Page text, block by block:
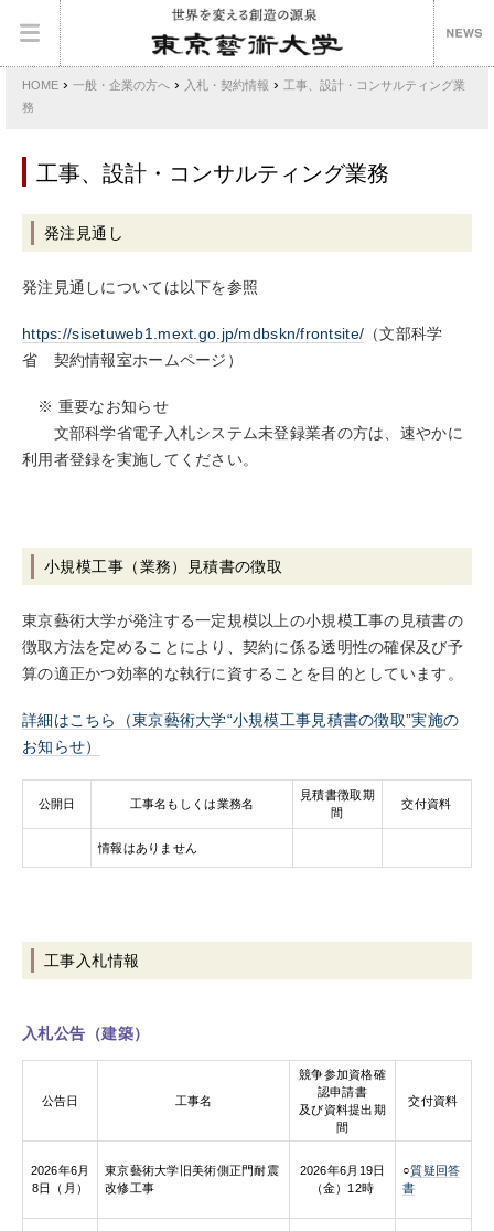
HOME › 一般・企業の方へ › 入札・契約情報 › 工事、設計・コンサルティング業
務
工事、設計・コンサルティング業務
発注見通し
発注見通しについては以下を参照
https://sisetuweb1.mext.go.jp/mdbskn/frontsite/ （文部科学
省 契約情報室ホームページ ）
※ 重要なお知らせ
文部科学省電子入札システム未登録業者の方は、速やかに
利用者登録を実施してください。
小規模工事（業務）見積書の徴取
東京藝術大学が発注する一定規模以上の小規模工事の見積書の
徴取方法を定めることにより、契約に係る透明性の確保及び予
算の適正かつ効率的な執行に資することを目的としています。
詳細はこちら（東京藝術大学“小規模工事見積書の徴取”実施の
お知らせ）
公開日 工事名もしくは業務名
見積書徴取期
間
交付資料
情報はありません
工事入札情報
入札公告（建築）
公告日 工事名
競争参加資格確
認申請書
及び資料提出期
間
交付資料
2026年6月
8日（月）
東京藝術大学旧美術側正門耐震
改修工事
2026年6月19日
（金）12時
○質疑回答
書